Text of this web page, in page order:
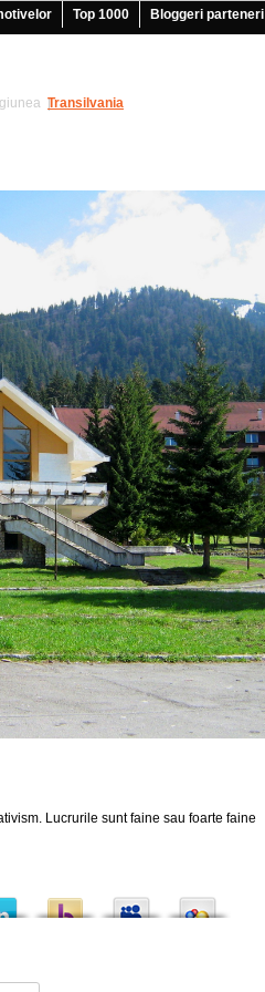
Top 1000 Bloggeri parteneri
Transilvania
|
Lucrurile sunt faine sau foarte faine